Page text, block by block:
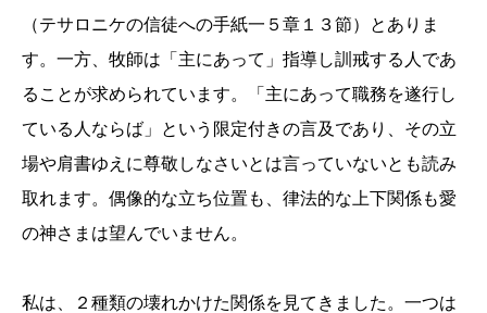
（テサロニケの信徒への手紙一５章１３節）とありま
す。一方、牧師は「主にあって」指導し訓戒する人であ
ることが求められています。「主にあって職務を遂行し
ている人ならば」という限定付きの言及であり、その立
場や肩書ゆえに尊敬しなさいとは言っていないとも読み
取れます。偶像的な立ち位置も、律法的な上下関係も愛
の神さまは望んでいません。
私は、２種類の壊れかけた関係を見てきました。一つは